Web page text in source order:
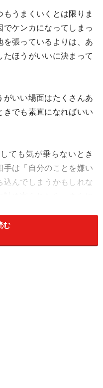
うまくいくとは限りま
ケンカになってしまっ
を張っているよりは、あ
ほうがいいに決まって
いい場面はたくさんあ
きでも素直になればいい
ても気が乗らないとき
手は「自分のことを嫌い
込んでしまうかもしれな
きで疲れているから」
む